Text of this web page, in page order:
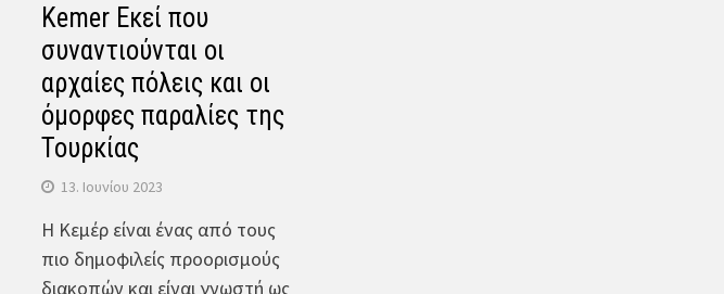
Kemer Εκεί που
συναντιούνται οι
αρχαίες πόλεις και οι
όμορφες παραλίες της
Τουρκίας
13. Ιουνίου 2023
Η Κεμέρ είναι ένας από τους
πιο δημοφιλείς προορισμούς
διακοπών και είναι γνωστή ως